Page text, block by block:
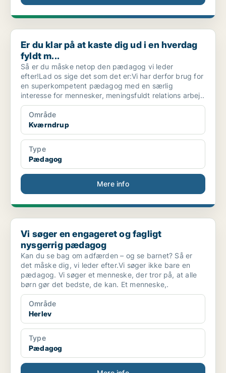
Er du klar på at kaste dig ud i en hverdag fyldt m...
Er du klar på at kaste dig ud i en hverdag
fyldt m...
Så er du måske netop den pædagog vi leder
efter!Lad os sige det som det er:Vi har derfor brug for
en superkompetent pædagog med en særlig
interesse for mennesker, meningsfuldt relations arbej..
Område
Kværndrup
Type
Pædagog
Mere info
Vi søger en engageret og fagligt nysgerrig pædagog
Vi søger en engageret og fagligt
nysgerrig pædagog
Kan du se bag om adfærden – og se barnet? Så er
det måske dig, vi leder efter.Vi søger ikke bare en
pædagog. Vi søger et menneske, der tror på, at alle
børn gør det bedste, de kan. Et menneske,.
Område
Herlev
Type
Pædagog